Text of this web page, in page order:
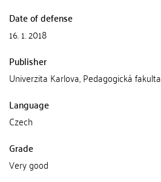
Date of defense
16. 1. 2018
Publisher
Univerzita Karlova, Pedagogická fakulta
Language
Czech
Grade
Very good